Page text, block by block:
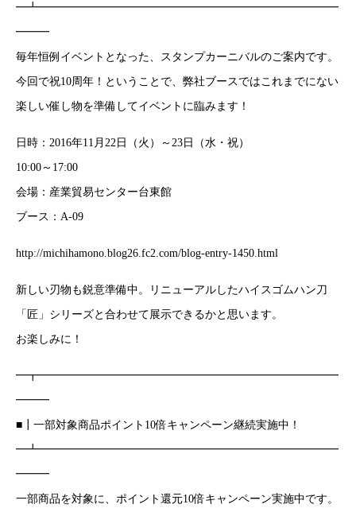
━┻━━━━━━━━━━━━━━━━━━━━━━━━━━━
━━━
毎年恒例イベントとなった、スタンプカーニバルのご案内です。
今回で祝10周年！ということで、弊社ブースではこれまでにない
楽しい催し物を準備してイベントに臨みます！
日時：2016年11月22日（火）～23日（水・祝）
10:00～17:00
会場：産業貿易センター台東館
ブース：A-09
http://michihamono.blog26.fc2.com/blog-entry-1450.html
新しい刃物も鋭意準備中。リニューアルしたハイスゴムハン刀
「匠」シリーズと合わせて展示できるかと思います。
お楽しみに！
━┳━━━━━━━━━━━━━━━━━━━━━━━━━━━
━━━
■┃一部対象商品ポイント10倍キャンペーン継続実施中！
━┻━━━━━━━━━━━━━━━━━━━━━━━━━━━
━━━
一部商品を対象に、ポイント還元10倍キャンペーン実施中です。